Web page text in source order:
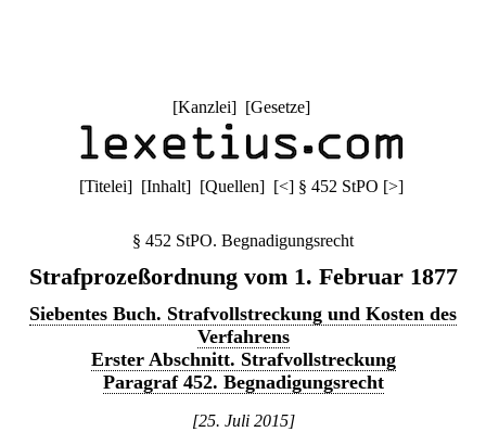
[Kanzlei] [Gesetze]
[Titelei] [Inhalt] [Quellen] [<] § 452 StPO [>]
§ 452 StPO. Begnadigungsrecht
Strafprozeßordnung vom 1. Februar 1877
Siebentes Buch. Strafvollstreckung und Kosten des
Verfahrens
Erster Abschnitt. Strafvollstreckung
Paragraf 452. Begnadigungsrecht
[25. Juli 2015]